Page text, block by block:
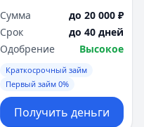
Сумма
до 20 000 ₽
Срок
до 40 дней
Одобрение
Высокое
Краткосрочный займ
Первый займ 0%
Получить деньги